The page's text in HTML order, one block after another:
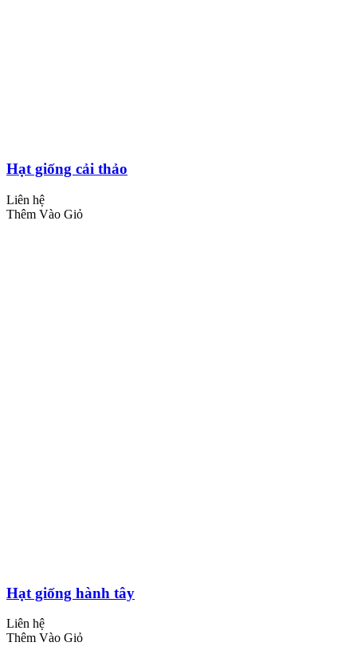
Hạt giống cải thảo
Liên hệ
Thêm Vào Giỏ
Hạt giống hành tây
Liên hệ
Thêm Vào Giỏ